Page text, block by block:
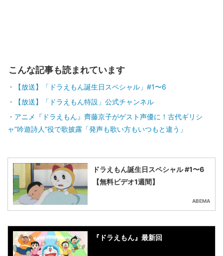
こんな記事も読まれています
【放送】「ドラえもん誕生日スペシャル」#1〜6
【放送】「ドラえもん特設」公式チャンネル
アニメ『ドラえもん』齊藤京子がゲスト声優に！古代ギリシ
ャ”吟遊詩人”役で歌披露「発声も歌い方もいつもと違う」
ドラえもん誕生日スペシャル #1〜6
【無料ビデオ1週間】
ABEMA
『ドラえもん』最新回